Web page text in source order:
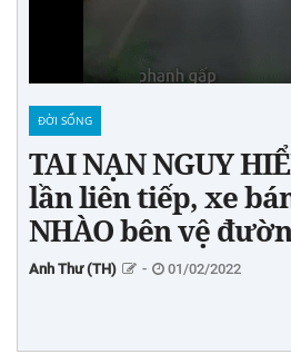
ĐỜI SỐNG
TAI NẠN NGUY
lần liên tiếp, xe
NHÀO bên vệ
Anh Thư (TH) - 01/02/2022